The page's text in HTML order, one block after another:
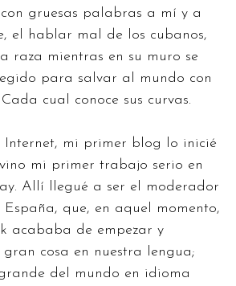
gruesas palabras a mí y a
el hablar mal de los cubanos,
raza mientras en su muro se
para salvar al mundo con
cual conoce sus curvas.
Internet, mi primer blog lo inicié
mi primer trabajo serio en
Allí llegué a ser el moderador
que, en aquel momento,
acababa de empezar y
cosa en nuestra lengua;
del mundo en idioma